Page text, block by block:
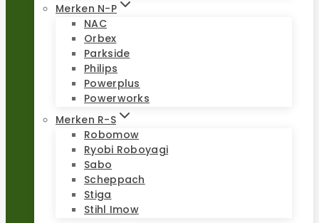
Merken N-P
NAC
Orbex
Parkside
Philips
Powerplus
Powerworks
Merken R-S
Robomow
Ryobi Roboyagi
Sabo
Scheppach
Stiga
Stihl Imow